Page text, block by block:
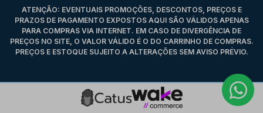
ATENÇÃO: EVENTUAIS PROMOÇÕES, DESCONTOS, PREÇOS E
PRAZOS DE PAGAMENTO EXPOSTOS AQUI SÃO VÁLIDOS APENAS
PARA COMPRAS VIA INTERNET. EM CASO DE DIVERGÊNCIA DE
PREÇOS NO SITE, O VALOR VÁLIDO É O DO CARRINHO DE COMPRAS.
PREÇOS E ESTOQUE SUJEITO A ALTERAÇÕES SEM AVISO PRÉVIO.